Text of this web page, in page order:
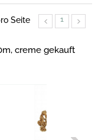
Seite 1
creme gekauft